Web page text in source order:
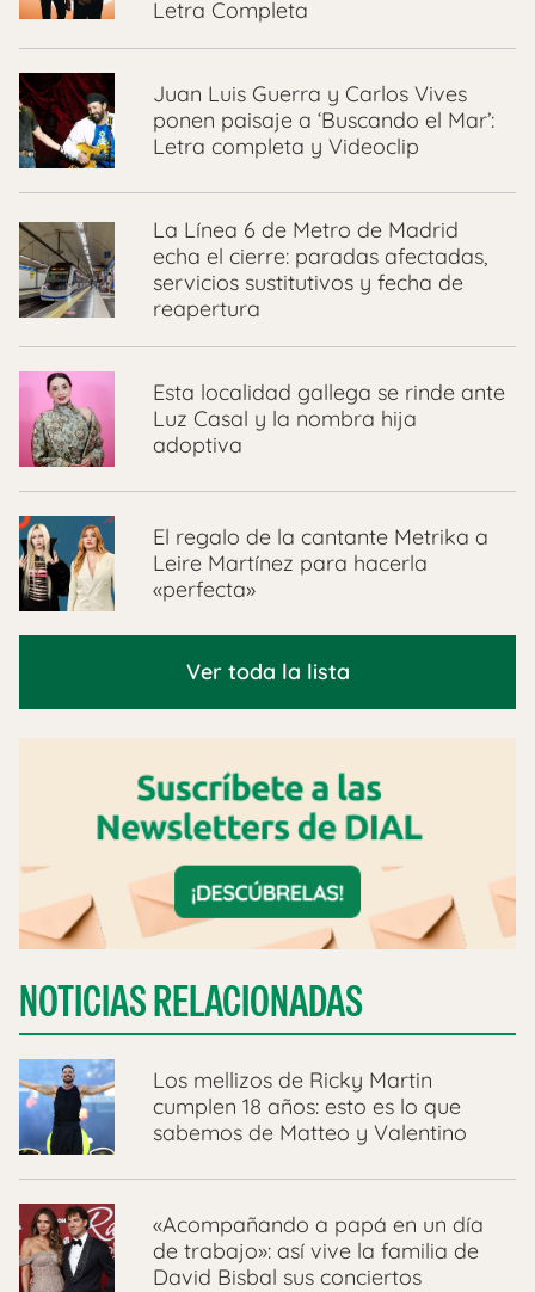
Letra Completa
Juan Luis Guerra y Carlos Vives
ponen paisaje a ‘Buscando el Mar’:
Letra completa y Videoclip
La Línea 6 de Metro de Madrid
echa el cierre: paradas afectadas,
servicios sustitutivos y fecha de
reapertura
Esta localidad gallega se rinde ante
Luz Casal y la nombra hija
adoptiva
El regalo de la cantante Metrika a
Leire Martínez para hacerla
«perfecta»
Ver toda la lista
NOTICIAS RELACIONADAS
Los mellizos de Ricky Martin
cumplen 18 años: esto es lo que
sabemos de Matteo y Valentino
«Acompañando a papá en un día
de trabajo»: así vive la familia de
David Bisbal sus conciertos